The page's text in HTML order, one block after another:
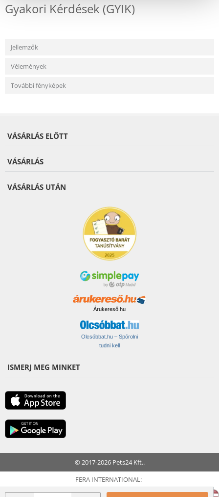
Gyakori Kérdések (GYIK)
Jellemzők
Vélemények
További fényképek
VÁSÁRLÁS ELŐTT
VÁSÁRLÁS
VÁSÁRLÁS UTÁN
Árukereső.hu
Olcsóbbat.hu – Spórolni
tudni kell
ISMERJ MEG MINKET
© 2017-2026 Pets24 Kft..
FERA INTERNATIONAL: